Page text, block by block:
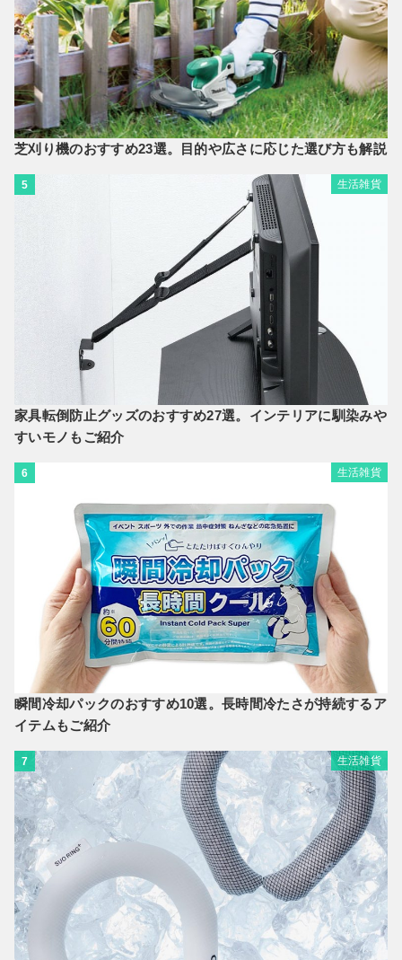
芝刈り機のおすすめ23選。目的や広さに応じた選び方も解説
5 生活雑貨
家具転倒防止グッズのおすすめ27選。インテリアに馴染みや
すいモノもご紹介
6 生活雑貨
瞬間冷却パックのおすすめ10選。長時間冷たさが持続するア
イテムもご紹介
7 生活雑貨